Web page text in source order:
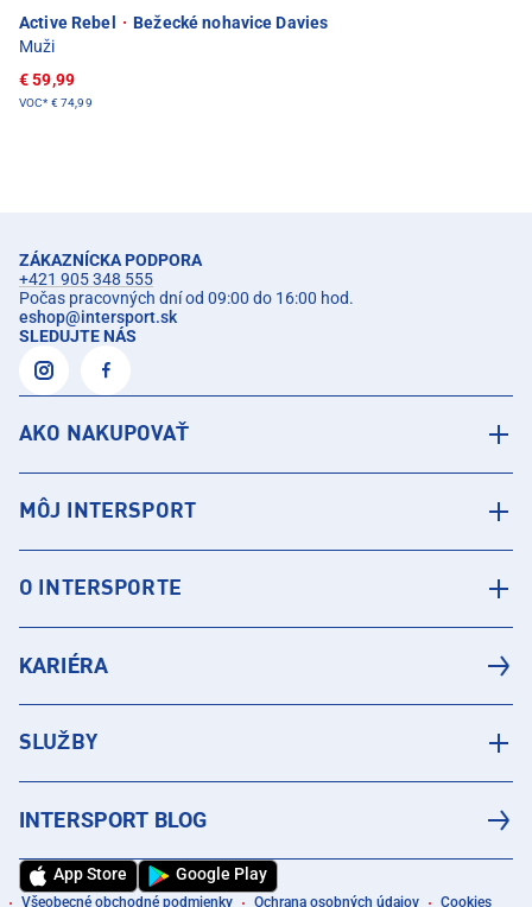
Active Rebel · Bežecké nohavice Davies
Muži
€ 59,99
VOC* € 74,99
ZÁKAZNÍCKA PODPORA
+421 905 348 555
Počas pracovných dní od 09:00 do 16:00 hod.
eshop@intersport.sk
SLEDUJTE NÁS
AKO NAKUPOVAŤ
MÔJ INTERSPORT
O INTERSPORTE
KARIÉRA
SLUŽBY
INTERSPORT BLOG
App Store Google Play
Všeobecné obchodné podmienky Ochrana osobných údajov Cookies